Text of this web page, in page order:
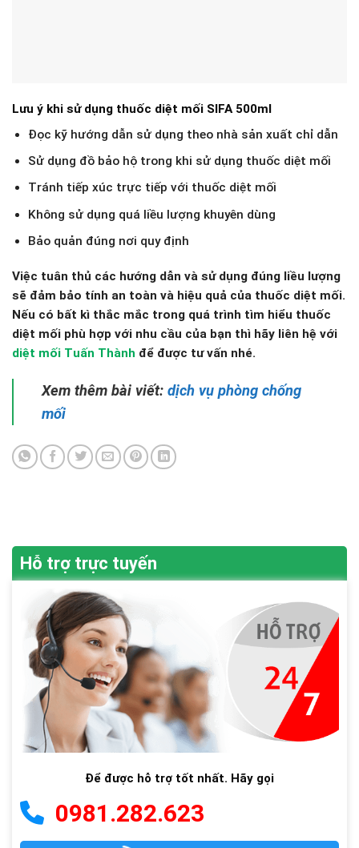
Lưu ý khi sử dụng thuốc diệt mối SIFA 500ml
Đọc kỹ hướng dẫn sử dụng theo nhà sản xuất chỉ dẫn
Sử dụng đồ bảo hộ trong khi sử dụng thuốc diệt mối
Tránh tiếp xúc trực tiếp với thuốc diệt mối
Không sử dụng quá liều lượng khuyên dùng
Bảo quản đúng nơi quy định
Việc tuân thủ các hướng dẫn và sử dụng đúng liều lượng
sẽ đảm bảo tính an toàn và hiệu quả của thuốc diệt mối.
Nếu có bất kì thắc mắc trong quá trình tìm hiểu thuốc
diệt mối phù hợp với nhu cầu của bạn thì hãy liên hệ với
diệt mối Tuấn Thành để được tư vấn nhé.
Xem thêm bài viết: dịch vụ phòng chống
mối
Hỗ trợ trực tuyến
Để được hỗ trợ tốt nhất. Hãy gọi
0981.282.623